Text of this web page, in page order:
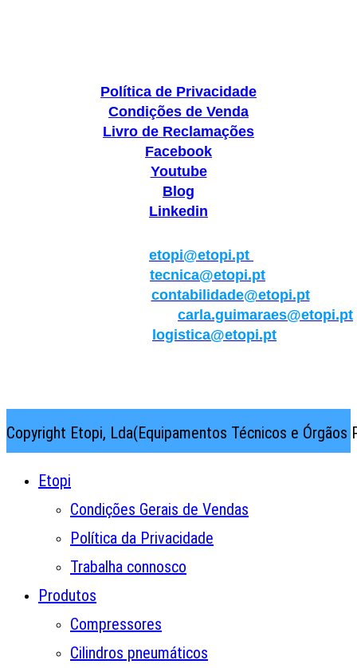
Política de Privacidade
Condições de Venda
Livro de Reclamações
Facebook
Youtube
Blog
Linkedin
etopi@etopi.pt
tecnica@etopi.pt
contabilidade@etopi.pt
carla.guimaraes@etopi.pt
logistica@etopi.pt
Copyright Etopi, Lda(Equipamentos Técnicos e
Etopi
Condições Gerais de Vendas
Política da Privacidade
Trabalha connosco
Produtos
Compressores
Cilindros pneumáticos